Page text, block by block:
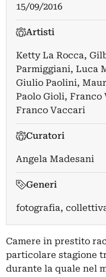
15/09/2016
Artisti
Ketty La Rocca,
Parmiggiani, Luca
Giulio Paolini,
Paolo Gioli, Franco
Franco Vaccari
Curatori
Angela Madesani
Generi
fotografia,
Camere in prestito
particolare stagione
durante la quale nel